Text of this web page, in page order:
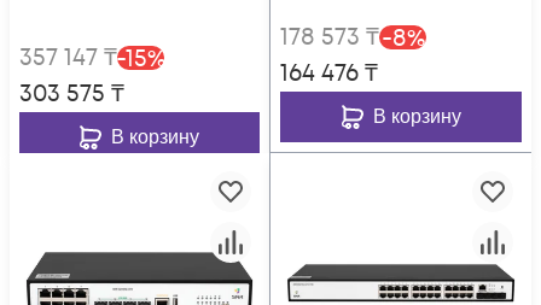
357 147₸-15%
303 575 ₸
В корзину
178 573 ₸-8%
164 476₸
В корзину